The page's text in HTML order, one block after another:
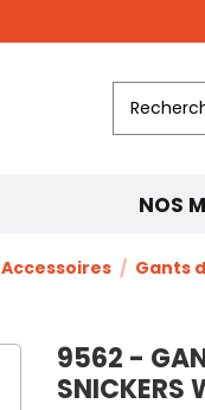
NOS
Accessoires Gants
9562 -
SNICKERS